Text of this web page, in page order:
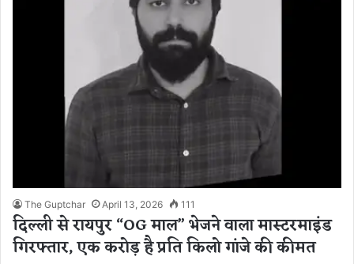
The Guptchar April 13, 2026 111
दिल्ली से रायपुर “OG माल” भेजने वाला मास्टरमाइंड
गिरफ्तार, एक करोड़ है प्रति किलो गांजे की कीमत